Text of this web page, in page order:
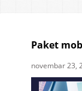
Paket
novembar 23,